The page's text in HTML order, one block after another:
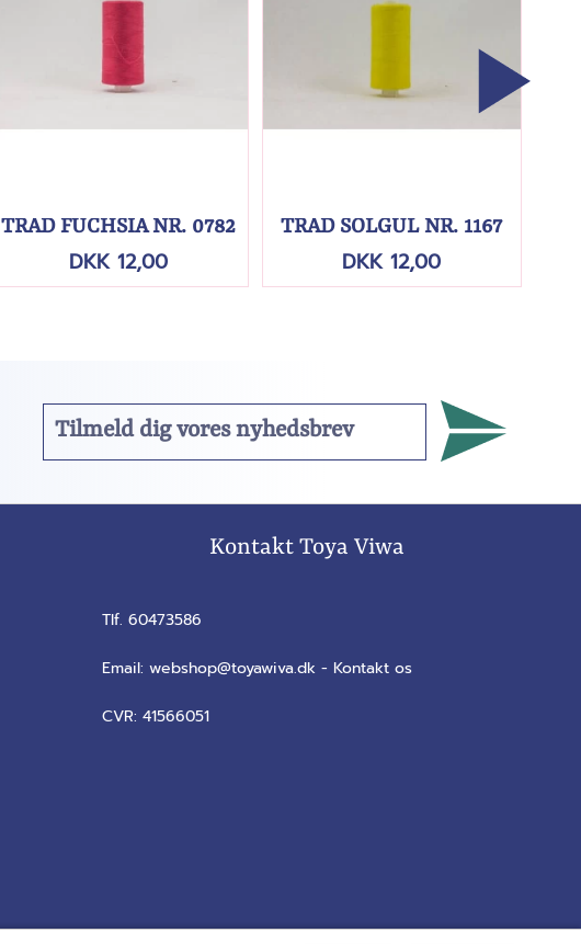
TRÅD FUCHSIA NR. 0782
DKK 12,00
TRÅD SOLGUL NR. 1167
DKK 12,00
Kontakt Toya Viwa
Tlf. 60473586
Email: webshop@toyawiva.dk - Kontakt os
CVR: 41566051